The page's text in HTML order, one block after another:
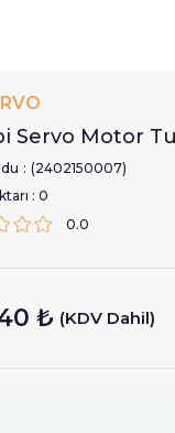
Servo Motor
(2402150007)
: 0
0.0
₺ (KDV Dahil)